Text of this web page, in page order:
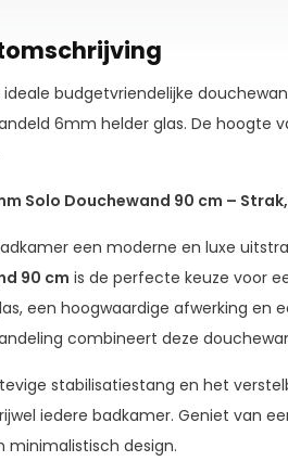
budgetvriendelijke
6mm helder glas. De hoogte
Solo Douchewand 90 cm –
een moderne en luxe
90 cm is de perfecte keuze voor
een hoogwaardige afwerking en
combineert deze
stabilisatiestang en het
iedere badkamer. Geniet van
minimalistisch design.